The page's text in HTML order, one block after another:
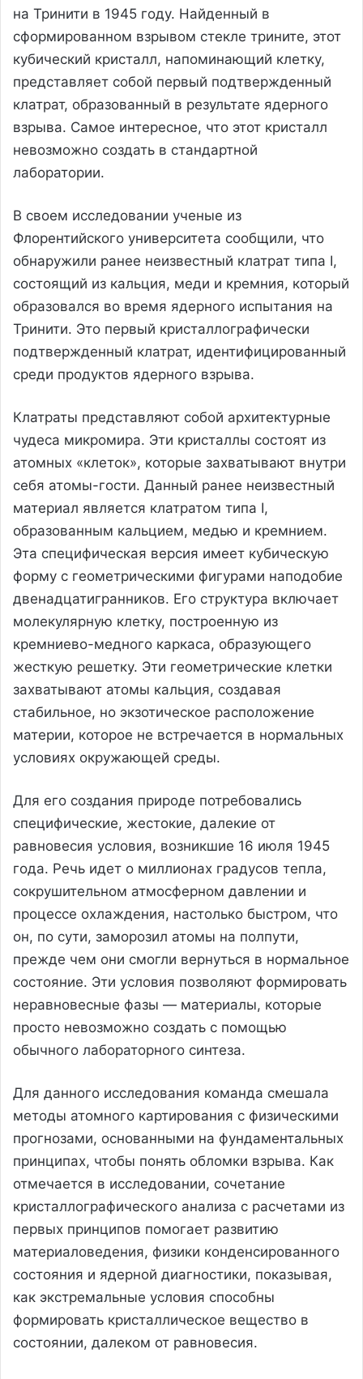
на Тринити в 1945 году. Найденный в
сформированном взрывом стекле трините, этот
кубический кристалл, напоминающий клетку,
представляет собой первый подтвержденный
клатрат, образованный в результате ядерного
взрыва. Самое интересное, что этот кристалл
невозможно создать в стандартной
лаборатории.
В своем исследовании ученые из
Флорентийского университета сообщили, что
обнаружили ранее неизвестный клатрат типа I,
состоящий из кальция, меди и кремния, который
образовался во время ядерного испытания на
Тринити. Это первый кристаллографически
подтвержденный клатрат, идентифицированный
среди продуктов ядерного взрыва.
Клатраты представляют собой архитектурные
чудеса микромира. Эти кристаллы состоят из
атомных «клеток», которые захватывают внутри
себя атомы-гости. Данный ранее неизвестный
материал является клатратом типа I,
образованным кальцием, медью и кремнием.
Эта специфическая версия имеет кубическую
форму с геометрическими фигурами наподобие
двенадцатигранников. Его структура включает
молекулярную клетку, построенную из
кремниево-медного каркаса, образующего
жесткую решетку. Эти геометрические клетки
захватывают атомы кальция, создавая
стабильное, но экзотическое расположение
материи, которое не встречается в нормальных
условиях окружающей среды.
Для его создания природе потребовались
специфические, жестокие, далекие от
равновесия условия, возникшие 16 июля 1945
года. Речь идет о миллионах градусов тепла,
сокрушительном атмосферном давлении и
процессе охлаждения, настолько быстром, что
он, по сути, заморозил атомы на полпути,
прежде чем они смогли вернуться в нормальное
состояние. Эти условия позволяют формировать
неравновесные фазы — материалы, которые
просто невозможно создать с помощью
обычного лабораторного синтеза.
Для данного исследования команда смешала
методы атомного картирования с физическими
прогнозами, основанными на фундаментальных
принципах, чтобы понять обломки взрыва. Как
отмечается в исследовании, сочетание
кристаллографического анализа с расчетами из
первых принципов помогает развитию
материаловедения, физики конденсированного
состояния и ядерной диагностики, показывая,
как экстремальные условия способны
формировать кристаллическое вещество в
состоянии, далеком от равновесия.